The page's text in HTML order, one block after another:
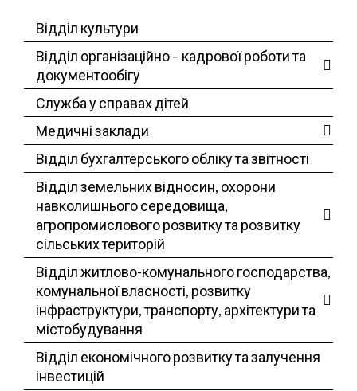
Відділ культури
Відділ організаційно – кадрової роботи та
документообігу
Служба у справах дітей
Медичні заклади
Відділ бухгалтерського обліку та звітності
Відділ земельних відносин, охорони
навколишнього середовища,
агропромислового розвитку та розвитку
сільських територій
Відділ житлово-комунального господарства,
комунальної власності, розвитку
інфраструктури, транспорту, архітектури та
містобудування
Відділ економічного розвитку та залучення
інвестицій